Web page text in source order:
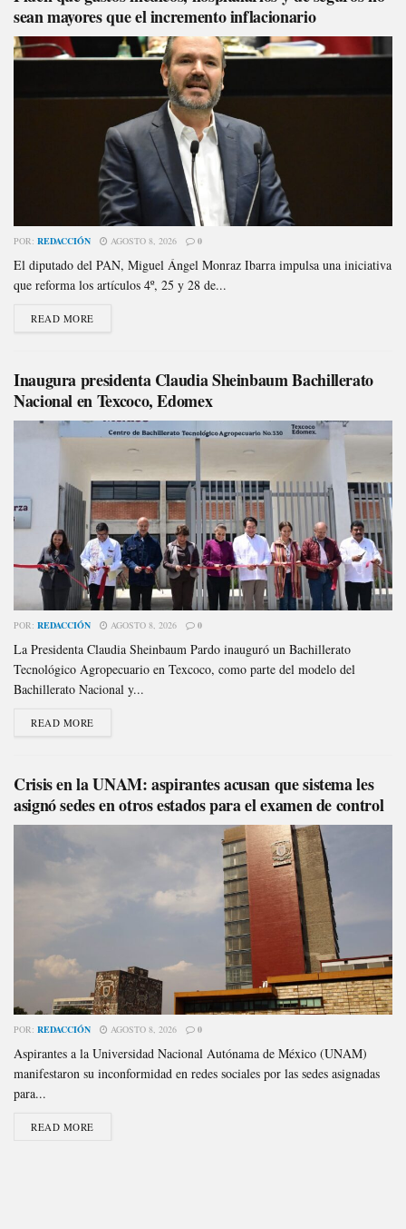
sean mayores que el incremento inflacionario
POR: REDACCIÓN AGOSTO 8, 2026 0
El diputado del PAN, Miguel Ángel Monraz Ibarra impulsa una iniciativa
que reforma los artículos 4º, 25 y 28 de...
READ MORE
Inaugura presidenta Claudia Sheinbaum Bachillerato
Nacional en Texcoco, Edomex
POR: REDACCIÓN AGOSTO 8, 2026 0
La Presidenta Claudia Sheinbaum Pardo inauguró un Bachillerato
Tecnológico Agropecuario en Texcoco, como parte del modelo del
Bachillerato Nacional y...
READ MORE
Crisis en la UNAM: aspirantes acusan que sistema les
asignó sedes en otros estados para el examen de control
POR: REDACCIÓN AGOSTO 8, 2026 0
Aspirantes a la Universidad Nacional Autónama de México (UNAM)
manifestaron su inconformidad en redes sociales por las sedes asignadas
para...
READ MORE